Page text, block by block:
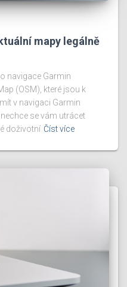
mapy legálně
navigace Garmin
(OSM), které jsou k
v navigaci Garmin
se vám utrácet
doživotní Číst více